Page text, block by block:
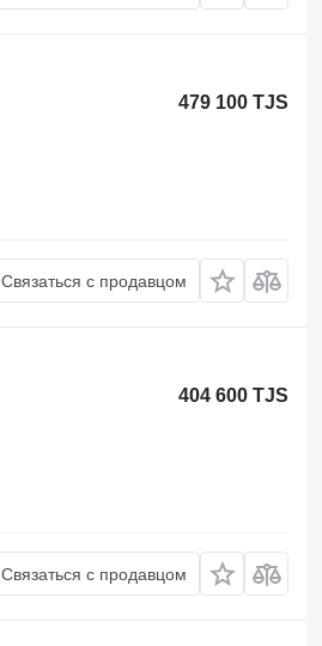
479 100 TJS
Связаться с продавцом
404 600 TJS
Связаться с продавцом